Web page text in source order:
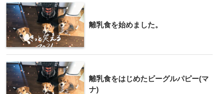
離乳食を始めました。
離乳食をはじめたビーグルパピー(マ
ナ)